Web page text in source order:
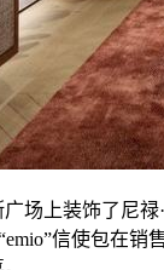
场上装饰了尼禄
信使包在销